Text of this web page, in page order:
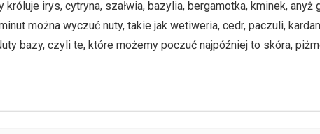
króluje irys, cytryna, szałwia, bazylia, bergamotka, kminek, anyż
można wyczuć nuty, takie jak wetiweria, cedr, paczuli,
bazy, czyli te, które możemy poczuć najpóźniej to skóra,